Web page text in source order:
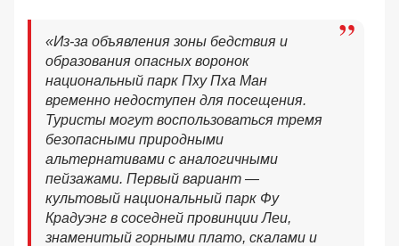
«Из-за объявления зоны бедствия и
образования опасных воронок
национальный парк Пху Пха Ман
временно недоступен для посещения.
Туристы могут воспользоваться тремя
безопасными природными
альтернативами с аналогичными
пейзажами. Первый вариант —
культовый национальный парк Фу
Крадуэнг в соседней провинции Леи,
знаменитый горными плато, скалами и